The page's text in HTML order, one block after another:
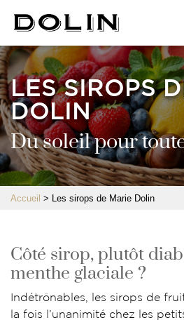
LES SIROPS
DOLIN
Du soleil pour
Accueil > Les sirops de Marie Dolin
Côté sirop, plutôt
menthe glaciale ?
Indétrônables, les sirops de
la fois l’unanimité chez les